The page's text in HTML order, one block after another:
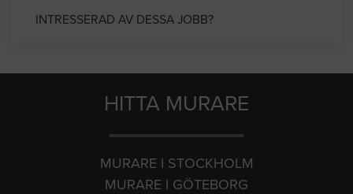
INTRESSERAD AV DESSA JOBB?
HITTA MURARE
MURARE I STOCKHOLM
MURARE I GÖTEBORG